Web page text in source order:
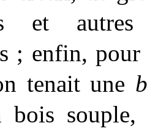
et
; enfin,
tenait une
bois